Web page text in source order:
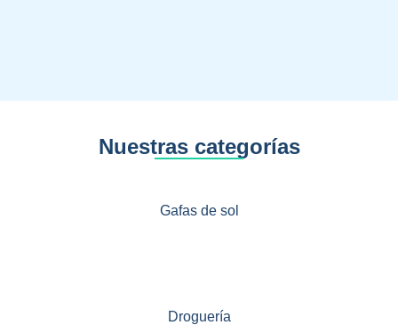
Nuestras categorías
Gafas de sol
Droguería